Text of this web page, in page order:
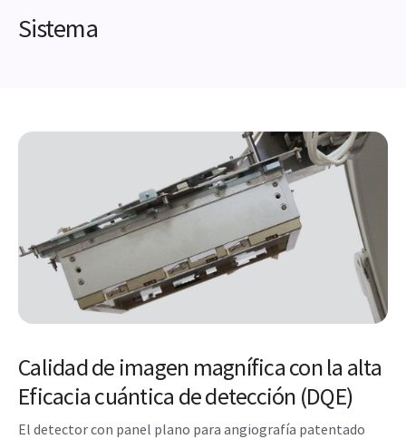
Sistema
Calidad de imagen magnífica con la alta
Eficacia cuántica de detección (DQE)
El detector con panel plano para angiografía patentado